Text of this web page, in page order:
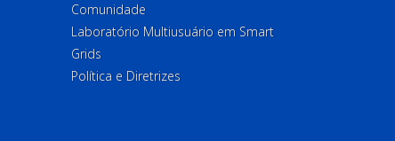
Comunidade
Laboratório Multiusuário em Smart
Grids
Política e Diretrizes